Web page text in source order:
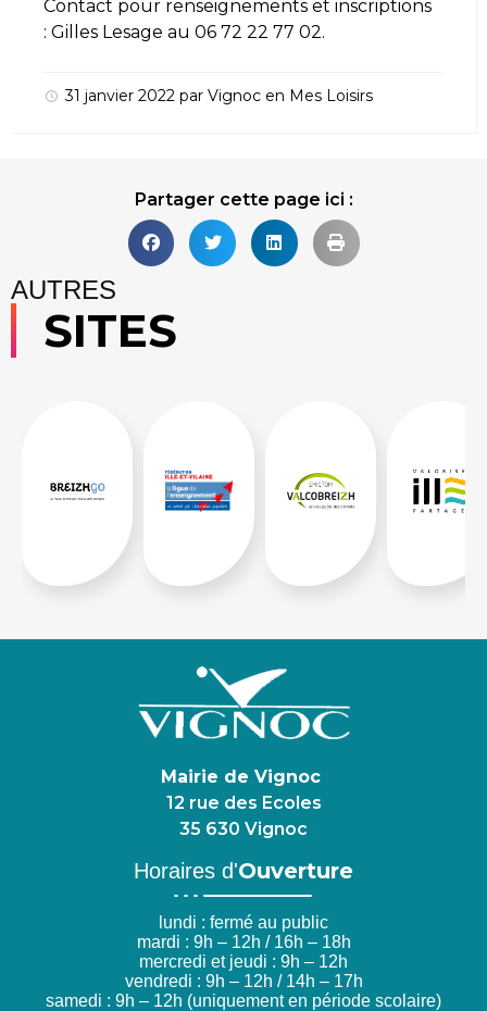
Contact pour renseignements et inscriptions
: Gilles Lesage au 06 72 22 77 02.
31 janvier 2022 par Vignoc en Mes Loisirs
Partager cette page ici :
AUTRES
SITES
Mairie de Vignoc
12 rue des Ecoles
35 630 Vignoc
Horaires d'Ouverture
lundi : fermé au public
mardi : 9h – 12h / 16h – 18h
mercredi et jeudi : 9h – 12h
vendredi : 9h – 12h / 14h – 17h
samedi : 9h – 12h (uniquement en période scolaire)